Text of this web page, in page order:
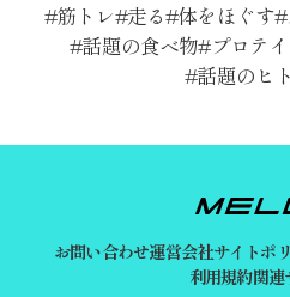
筋トレ 走る 体をほぐす
話題の食べ物 プロテ
話題のヒ
お問い合わせ運営会社サイトポ
利用規約関連